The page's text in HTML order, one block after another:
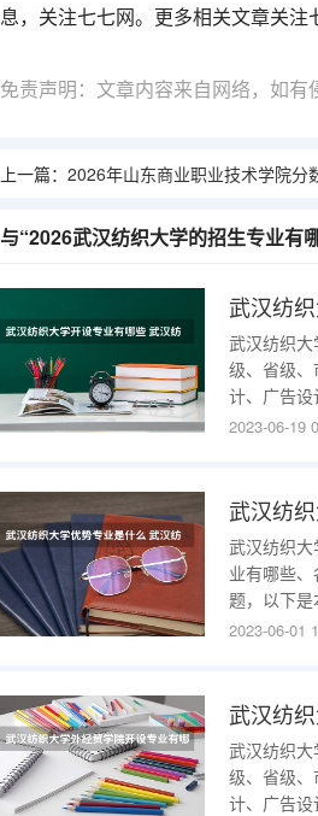
息，关注七七网。更多相关文章关注
免责声明：文章内容来自网络，如有
上一篇： 2026年山东商业职业技术学院分数线预测及往年分
与“2026武汉纺织大学的招生专业有
武汉纺织大学
级、省级
计、广告设
2023-06-19
武汉纺
武汉纺织大学特
业有哪些
题，以下
本校学长学
2023-06-01
武汉纺织大学
级、省级
计、广告设